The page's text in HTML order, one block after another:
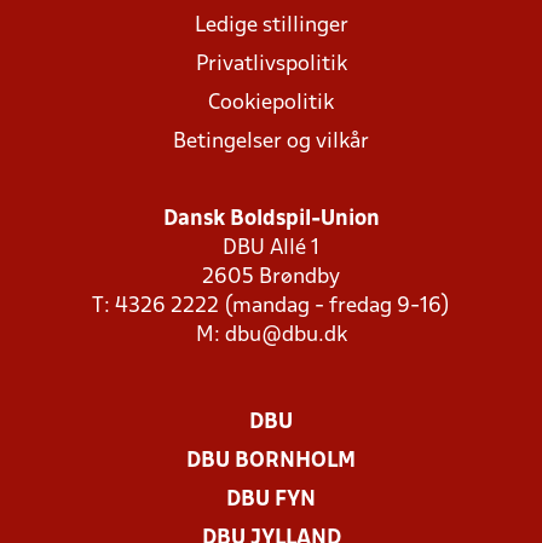
Ledige stillinger
Privatlivspolitik
Cookiepolitik
Betingelser og vilkår
Dansk Boldspil-Union
DBU Allé 1
2605 Brøndby
T: 4326 2222 (mandag - fredag 9-16)
M: dbu@dbu.dk
DBU
DBU BORNHOLM
DBU FYN